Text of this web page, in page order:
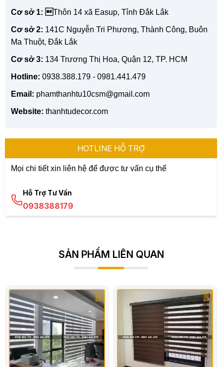
Cơ sở 1: Thôn 14 xã Easup, Tỉnh Đắk Lắk
Cơ sở 2: 141C Nguyễn Tri Phương, Thành Công, Buôn
Ma Thuột, Đắk Lắk
Cơ sở 3: 134 Trương Thị Hoa, Quận 12, TP. HCM
Hotline: 0938.388.179 - 0981.441.479
Email: phamthanhtu10csm@gmail.com
Website: thanhtudecor.com
HOTLINE HỖ TRỢ
Mọi chi tiết xin liên hệ để được tư vấn cụ thể
Hỗ Trợ Tư Vấn
0938388179
SẢN PHẨM LIÊN QUAN